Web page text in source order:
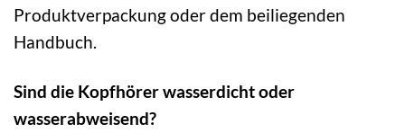
Produktverpackung oder dem beiliegenden
Handbuch.
Sind die Kopfhörer wasserdicht oder
wasserabweisend?